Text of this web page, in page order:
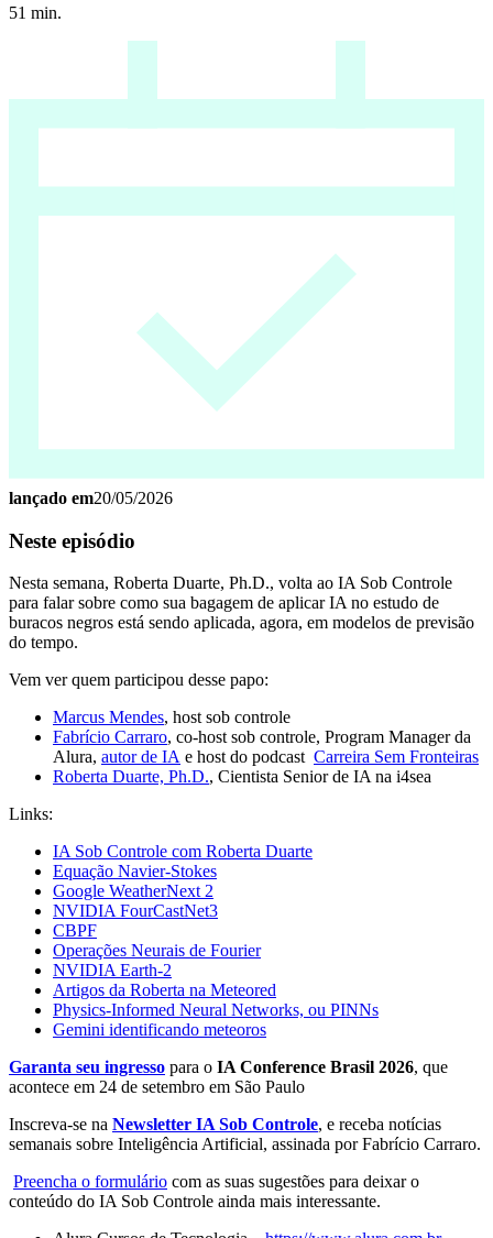
51 min.
lançado em20/05/2026
Neste episódio
Nesta semana, Roberta Duarte, Ph.D., volta ao IA Sob Controle
para falar sobre como sua bagagem de aplicar IA no estudo de
buracos negros está sendo aplicada, agora, em modelos de previsão
do tempo.
Vem ver quem participou desse papo:
⁠⁠Marcus Mendes⁠⁠, host sob controle
⁠⁠Fabrício Carraro⁠⁠, co-host sob controle, Program Manager da
Alura, ⁠⁠autor de IA⁠⁠ e host do podcast Carreira Sem Fronteiras
Roberta Duarte, Ph.D., Cientista Senior de IA na i4sea
Links:
IA Sob Controle com Roberta Duarte
Equação Navier-Stokes
Google WeatherNext 2
NVIDIA FourCastNet3
CBPF
Operações Neurais de Fourier
NVIDIA Earth-2
Artigos da Roberta na Meteored
Physics-Informed Neural Networks, ou PINNs
Gemini identificando meteoros
Garanta seu ingresso para o IA Conference Brasil 2026, que
acontece em 24 de setembro em São Paulo
Inscreva-se na Newsletter IA Sob Controle⁠⁠, e receba notícias
semanais sobre Inteligência Artificial, assinada por Fabrício Carraro.
⁠⁠Preencha o formulário⁠⁠ com as suas sugestões para deixar o
conteúdo do IA Sob Controle ainda mais interessante.